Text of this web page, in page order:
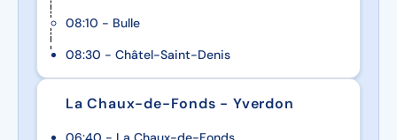
08:10 - Bulle
08:30 - Châtel-Saint-Denis
La Chaux-de-Fonds - Yverdon